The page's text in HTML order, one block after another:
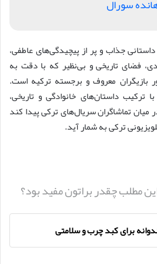
سورال
جذاب و پر از پیچیدگی‌های عاطفی،
فضای تاریخی و بی‌نظیر که با دقت به
بازیگران معروف و برجسته ترکیه است.
ترکیب داستان‌های خانوادگی و تاریخی،
میان تماشاگران سریال‌های ترکی پیدا کند
ترکی به شمار آید.
مطلب چقدر براتون مفید بود؟
برای کبد چرب و سلامتی